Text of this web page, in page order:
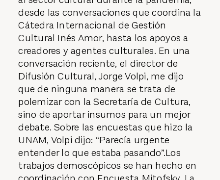
desde las conversaciones que coordina la
Cátedra Internacional de Gestión
Cultural Inés Amor, hasta los apoyos a
creadores y agentes culturales. En una
conversación reciente, el director de
Difusión Cultural, Jorge Volpi, me dijo
que de ninguna manera se trata de
polemizar con la Secretaría de Cultura,
sino de aportar insumos para un mejor
debate. Sobre las encuestas que hizo la
UNAM, Volpi dijo: “Parecía urgente
entender lo que estaba pasando”.Los
trabajos demoscópicos se han hecho en